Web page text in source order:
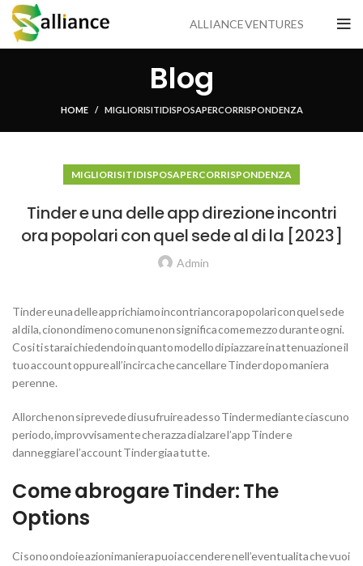
ALLIANCE VENTURES
Blog
HOME MIGLIORI SITI DI SPOSA PER CORRISPONDENZA
MIGLIORI SITI DI SPOSA PER CORRISPONDENZA
Tinder e una delle app direzione incontri
ora popolari con quel sede al di la [2023]
Admin
Tinder e una delle app richiamo incontri ancora popolari con quel sede
al di la, cionondimeno comune non significa come mezzo durante ogni.
Cosi ti starai chiedendo in quanto modello di piazzare in attenuazione il
tuo account oppure all’incirca che cancellare Tinder dopo maniera
perenne.
Allorche non si prevede di usufruire adesso Tinder mediante ciascuno
periodo, improvvisamente che razza di alzare l’app Tinder e
danneggiare l’account Tinder gia a tutte.
Come abrogare Tinder: The
Options
Ci sono ondoie azioni maniera puoi accendere nell’eventualita che vuoi